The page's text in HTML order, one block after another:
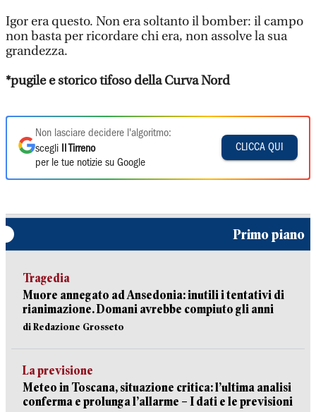
Igor era questo. Non era soltanto il bomber: il campo
non basta per ricordare chi era, non assolve la sua
grandezza.
*pugile e storico tifoso della Curva Nord
Non lasciare decidere l'algoritmo:
scegli
Il Tirreno
per le tue notizie su Google
CLICCA QUI
Primo piano
Tragedia
Muore annegato ad Ansedonia: inutili i tentativi di
rianimazione. Domani avrebbe compiuto gli anni
di Redazione Grosseto
La previsione
Meteo in Toscana, situazione critica: l’ultima analisi
conferma e prolunga l’allarme – I dati e le previsioni